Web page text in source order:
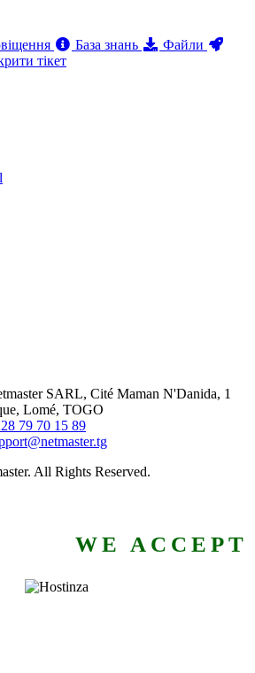
База знань
Файли
тікет
SARL, Cité Maman N'Danida, 1
Lomé, TOGO
79 70 15 89
All Rights Reserved.
WE ACCEPT